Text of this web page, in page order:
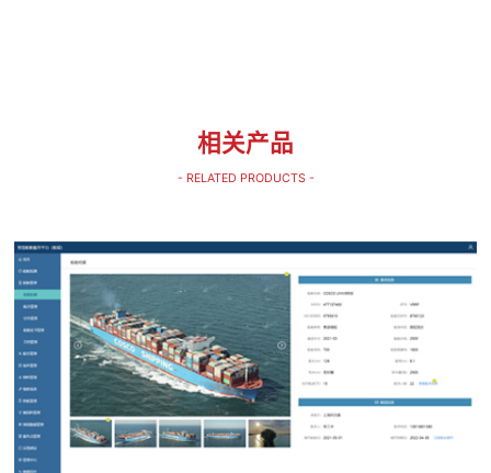
相关产品
- RELATED PRODUCTS -